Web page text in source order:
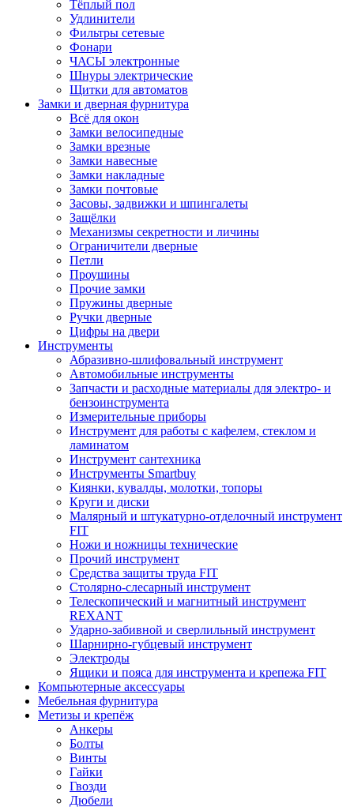
Тёплый пол
Удлинители
Фильтры сетевые
Фонари
ЧАСЫ электронные
Шнуры электрические
Щитки для автоматов
Замки и дверная фурнитура
Всё для окон
Замки велосипедные
Замки врезные
Замки навесные
Замки накладные
Замки почтовые
Засовы, задвижки и шпингалеты
Защёлки
Механизмы секретности и личины
Ограничители дверные
Петли
Проушины
Прочие замки
Пружины дверные
Ручки дверные
Цифры на двери
Инструменты
Абразивно-шлифовальный инструмент
Автомобильные инструменты
Запчасти и расходные материалы для электро- и
бензоинструмента
Измерительные приборы
Инструмент для работы с кафелем, стеклом и
ламинатом
Инструмент сантехника
Инструменты Smartbuy
Киянки, кувалды, молотки, топоры
Круги и диски
Малярный и штукатурно-отделочный инструмент
FIT
Ножи и ножницы технические
Прочий инструмент
Средства защиты труда FIT
Столярно-слесарный инструмент
Телескопический и магнитный инструмент
REXANT
Ударно-забивной и сверлильный инструмент
Шарнирно-губцевый инструмент
Электроды
Ящики и пояса для инструмента и крепежа FIT
Компьютерные аксессуары
Мебельная фурнитура
Метизы и крепёж
Анкеры
Болты
Винты
Гайки
Гвозди
Дюбели